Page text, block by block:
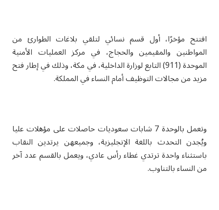
افتتح مؤخرًا، أول قسم نسائي لتلقي بلاغات الطوارئ من
المواطنين والمقيمين والحجاج، في مركز العمليات الأمنية
الموحدة (911) التابع لوزارة الداخلية، في مكة، وذلك في إطار فتح
مزيد من مجالات التوظيف أمام النساء في المملكة.
وتعمل بالوحدة 7 شابات سعوديات حاصلات على مؤهلات عليا
ويُجدن التحدث باللغة الإنجليزية، وجميعهن يرتدين النقاب
باستثناء واحدة ترتدي غطاء رأس عادي، ويعمل بالقسم عدد آخر
من النساء بالتناوب.